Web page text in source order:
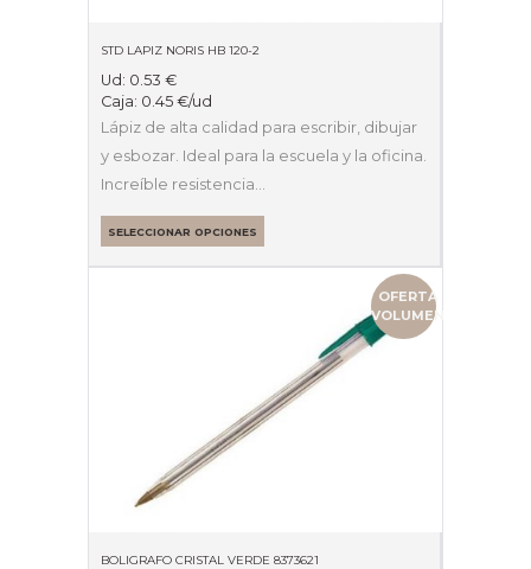
STD LAPIZ NORIS HB 120-2
Ud: 0.53 €
Caja: 0.45 €/ud
Lápiz de alta calidad para escribir, dibujar
y esbozar. Ideal para la escuela y la oficina.
Increíble resistencia…
SELECCIONAR OPCIONES
OFERTA
VOLUMEN
BOLIGRAFO CRISTAL VERDE 8373621